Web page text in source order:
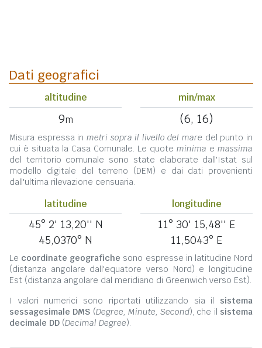
Dati geografici
altitudine
9m
min/max
(6, 16)
Misura espressa in metri sopra il livello del mare del punto in
cui è situata la Casa Comunale. Le quote minima e massima
del territorio comunale sono state elaborate dall'Istat sul
modello digitale del terreno (DEM) e dai dati provenienti
dall'ultima rilevazione censuaria.
latitudine
45° 2' 13,20'' N
45,0370° N
longitudine
11° 30' 15,48'' E
11,5043° E
Le coordinate geografiche sono espresse in latitudine Nord
(distanza angolare dall'equatore verso Nord) e longitudine
Est (distanza angolare dal meridiano di Greenwich verso Est).
I valori numerici sono riportati utilizzando sia il sistema
sessagesimale DMS (Degree, Minute, Second), che il sistema
decimale DD (Decimal Degree).